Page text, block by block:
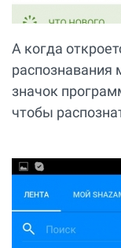
А когда
распознавания
значок
чтобы